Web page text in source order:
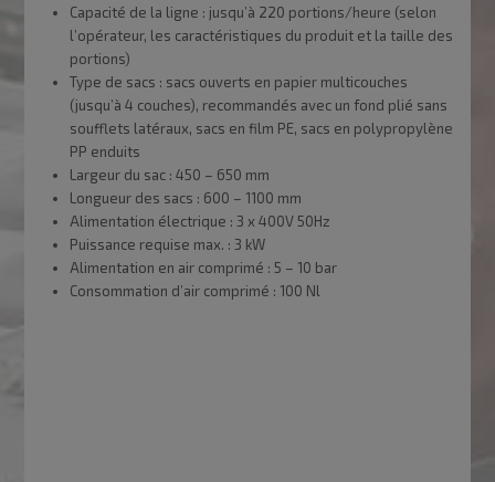
Capacité de la ligne : jusqu’à 220 portions/heure (selon
l’opérateur, les caractéristiques du produit et la taille des
portions)
Type de sacs : sacs ouverts en papier multicouches
(jusqu’à 4 couches), recommandés avec un fond plié sans
soufflets latéraux, sacs en film PE, sacs en polypropylène
PP enduits
Largeur du sac : 450 – 650 mm
Longueur des sacs : 600 – 1100 mm
Alimentation électrique : 3 x 400V 50Hz
Puissance requise max. : 3 kW
Alimentation en air comprimé : 5 – 10 bar
Consommation d’air comprimé : 100 Nl